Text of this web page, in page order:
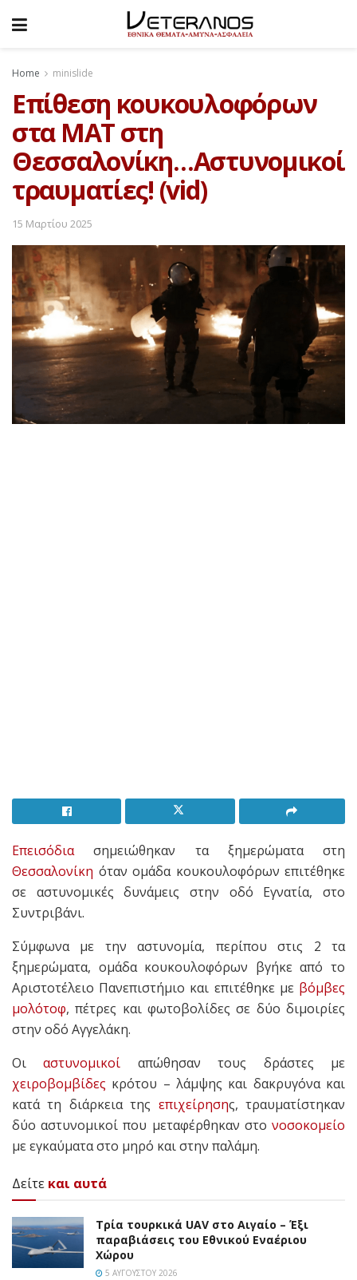
Home minislide
Επίθεση κουκουλοφόρων
στα ΜΑΤ στη
Θεσσαλονίκη…Aστυνομικοί
τραυματίες! (vid)
15 Μαρτίου 2025
Επεισόδιασημειώθηκαν τα ξημερώματα στη
Θεσσαλονίκη όταν ομάδα κουκουλοφόρων επιτέθηκε
σε αστυνομικές δυνάμεις στην οδό Εγνατία, στο
Συντριβάνι.
Σύμφωνα με την αστυνομία, περίπου στις 2 τα
ξημερώματα, ομάδα κουκουλοφόρων βγήκε από το
Αριστοτέλειο Πανεπιστήμιο και επιτέθηκε με βόμβες
μολότοφ, πέτρες και φωτοβολίδες σε δύο διμοιρίες
στην οδό Αγγελάκη.
Οιαστυνομικοί απώθησαν τους δράστες με
χειροβομβίδες κρότου – λάμψης και δακρυγόνα και
κατά τη διάρκεια της επιχείρησης, τραυματίστηκαν
δύο αστυνομικοί που μεταφέρθηκαν στο νοσοκομείο
με εγκαύματα στο μηρό και στην παλάμη.
Δείτε και αυτά
Τρία τουρκικά UAV στο Αιγαίο – Έξι
παραβιάσεις του Εθνικού Εναέριου
Χώρου
5 ΑΥΓΟΎΣΤΟΥ 2026